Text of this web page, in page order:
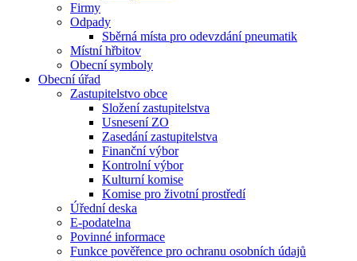
Firmy
Odpady
Sběrná místa pro odevzdání pneumatik
Místní hřbitov
Obecní symboly
Obecní úřad
Zastupitelstvo obce
Složení zastupitelstva
Usnesení ZO
Zasedání zastupitelstva
Finanční výbor
Kontrolní výbor
Kulturní komise
Komise pro životní prostředí
Úřední deska
E-podatelna
Povinné informace
Funkce pověřence pro ochranu osobních údajů